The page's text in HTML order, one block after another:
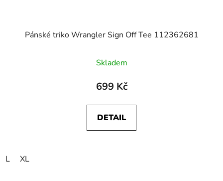
Pánské triko Wrangler Sign Off Tee 112362681
Skladem
699 Kč
DETAIL
L XL